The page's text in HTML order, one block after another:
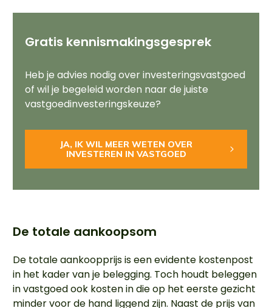
Gratis kennismakingsgesprek
Heb je advies nodig over investeringsvastgoed
of wil je begeleid worden naar de juiste
vastgoedinvesteringskeuze?
JA, IK WIL MEER WETEN OVER
INVESTEREN IN VASTGOED
De totale aankoopsom
De totale aankoopprijs is een evidente kostenpost
in het kader van je belegging. Toch houdt beleggen
in vastgoed ook kosten in die op het eerste gezicht
minder voor de hand liggend zijn. Naast de prijs van